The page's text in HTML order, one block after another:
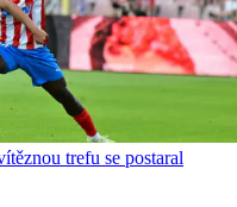
trefu se postaral